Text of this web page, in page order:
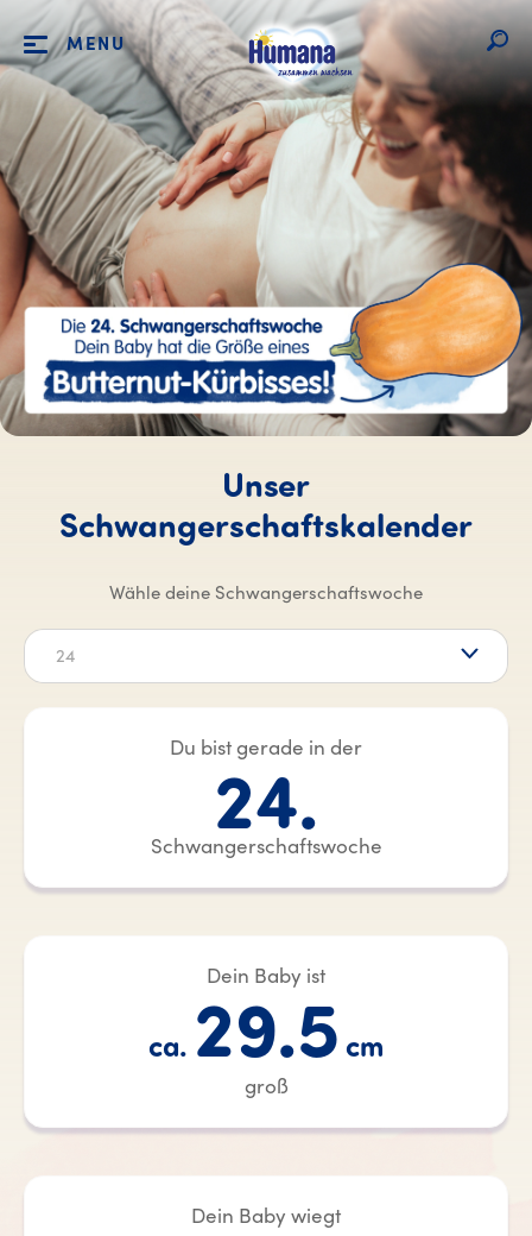
MENU
Unser
Schwangerschaftskalender
Wähle deine Schwangerschaftswoche
24
Du bist gerade in der
24.
Schwangerschaftswoche
Dein Baby ist
ca.29.5cm
groß
Dein Baby wiegt